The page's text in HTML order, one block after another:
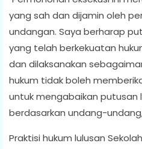
yang sah dan dijamin oleh
undangan. Saya berharap
yang telah berkekuatan
dan dilaksanakan
hukum tidak boleh
untuk mengabaikan
berdasarkan undang-
Praktisi hukum lulusan